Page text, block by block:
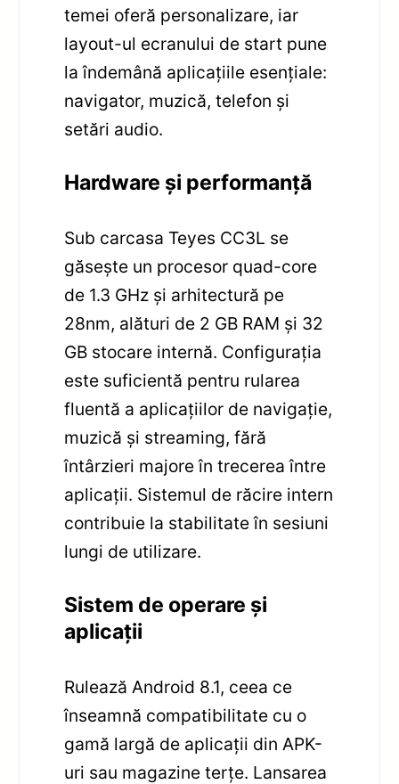
temei oferă personalizare, iar
layout-ul ecranului de start pune
la îndemână aplicațiile esențiale:
navigator, muzică, telefon și
setări audio.
Hardware și performanță
Sub carcasa Teyes CC3L se
găsește un procesor quad-core
de 1.3 GHz și arhitectură pe
28nm, alături de 2 GB RAM și 32
GB stocare internă. Configurația
este suficientă pentru rularea
fluentă a aplicațiilor de navigație,
muzică și streaming, fără
întârzieri majore în trecerea între
aplicații. Sistemul de răcire intern
contribuie la stabilitate în sesiuni
lungi de utilizare.
Sistem de operare și
aplicații
Rulează Android 8.1, ceea ce
înseamnă compatibilitate cu o
gamă largă de aplicații din APK-
uri sau magazine terțe. Lansarea